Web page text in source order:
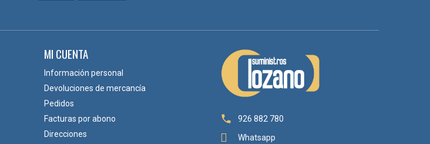
MI CUENTA
Información personal
Devoluciones de mercancía
Pedidos
Facturas por abono
Direcciones

926 882 780
Whatsapp